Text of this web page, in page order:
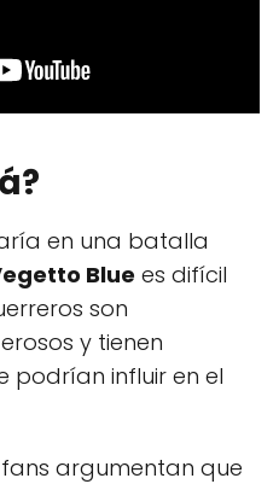
en una batalla
Blue es difícil
son
y tienen
podrían influir en el
argumentan que